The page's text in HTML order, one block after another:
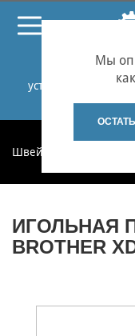
При проблемах
установите
или
Мы
как
Швеймастер
ИГОЛЬНАЯ
BROTHER